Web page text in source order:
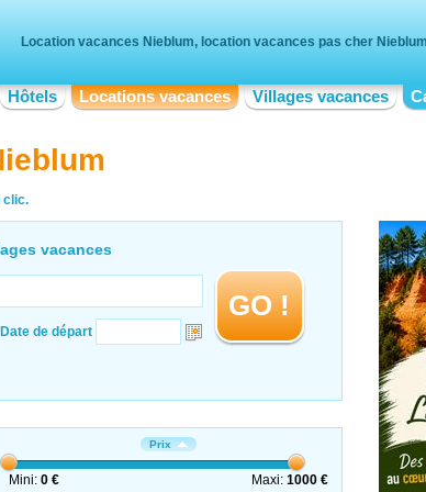
Location vacances Nieblum, location vacances pas cher Nieblum
Hôtels Locations vacances Villages vacances
clic.
vacances
Date de départ
GO !
Prix
Mini: 0 € Maxi:1000 €